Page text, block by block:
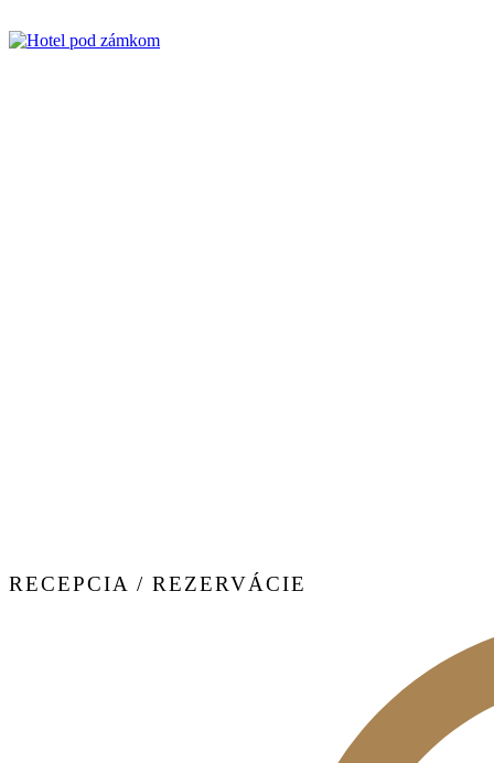
RECEPCIA / REZERVÁCIE